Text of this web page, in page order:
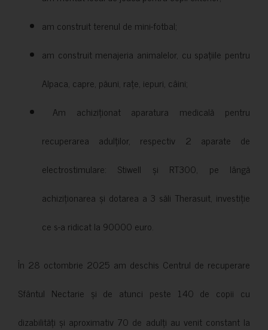
am construit terenul de mini-fotbal;
am construit menajeria animalelor, cu spațiile pentru
Alpaca, capre, păuni, rațe, iepuri, câini;
Am achiziționat aparatura medicală pentru
recuperarea adulților, respectiv 2 aparate de
electrostimulare: Stiwell și RT300, pe lângă
achiziționarea și dotarea a 3 săli Therasuit, investiție
ce s-a ridicat la 90000 euro.
În 28 octombrie 2025 am deschis Centrul de recuperare
Sfântul Nectarie și de atunci peste 140 de copii cu
dizabilități și aproximativ 70 de adulți au venit constant la